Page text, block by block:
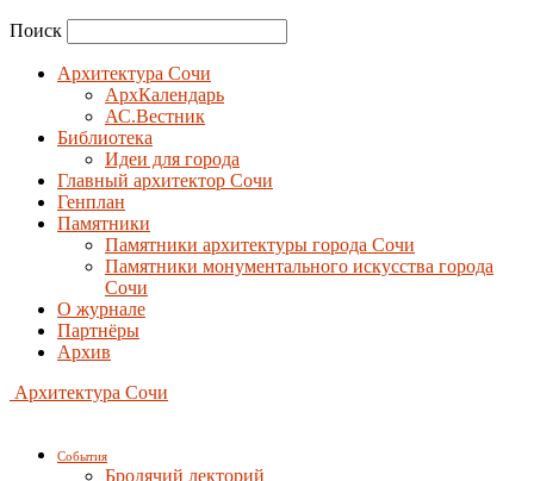
Поиск
Архитектура Сочи
АрхКалендарь
АС.Вестник
Библиотека
Идеи для города
Главный архитектор Сочи
Генплан
Памятники
Памятники архитектуры города Сочи
Памятники монументального искусства города
Сочи
О журнале
Партнёры
Архив
Архитектура Сочи
События
Бродячий лекторий